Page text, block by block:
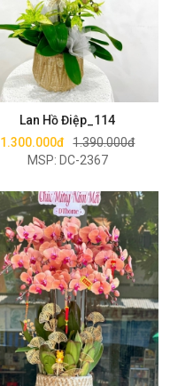
Lan Hồ Điệp_114
1.300.000đ 1.390.000đ
MSP: DC-2367
Mua ngay